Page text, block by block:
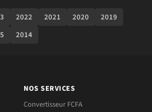
2022 2021 2020
2019
2014
NOS SERVICES
Convertisseur FCFA